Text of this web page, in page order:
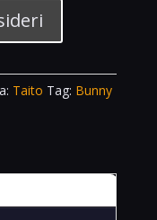
Taito Tag: Bunny